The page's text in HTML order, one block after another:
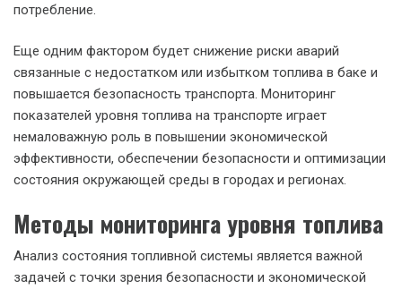
потребление.
Еще одним фактором будет снижение риски аварий
связанные с недостатком или избытком топлива в баке и
повышается безопасность транспорта. Мониторинг
показателей уровня топлива на транспорте играет
немаловажную роль в повышении экономической
эффективности, обеспечении безопасности и оптимизации
состояния окружающей среды в городах и регионах.
Методы мониторинга уровня топлива
Анализ состояния топливной системы является важной
задачей с точки зрения безопасности и экономической